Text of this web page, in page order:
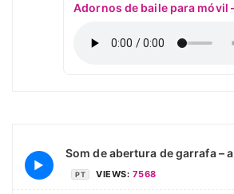
Adornos de baile para móvil
▶
Som de abertura de garrafa –
PT VIEWS: 7568